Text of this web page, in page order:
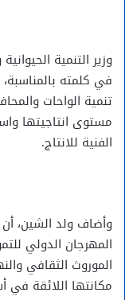
وزير التنمية
في كلمته
تنمية الواحات
مستوى انتاجيتها
الفنية للانتاج.
وأضاف ولد الشين،
المهرجان الدولي
الموروث الثقافي
مكانتها اللائقة في